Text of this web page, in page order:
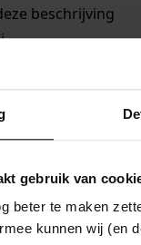
gebruik van
beter te maken
kunnen wij (en
beschrijving
beschrijving
beschrijving
beschrijving